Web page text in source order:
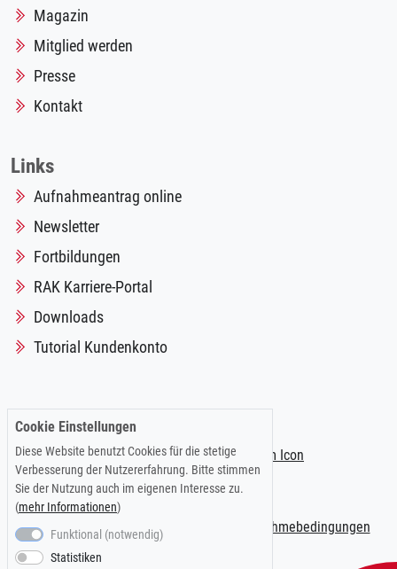
Magazin
Mitglied werden
Presse
Kontakt
Links
Aufnahmeantrag online
Newsletter
Fortbildungen
RAK Karriere-Portal
Downloads
Tutorial Kundenkonto
Impressum |Datenschutzerklärung Teilnahmebedingungen
Cookie Einstellungen
Diese Website benutzt Cookies für die stetige
Verbesserung der Nutzererfahrung. Bitte stimmen
Sie der Nutzung auch im eigenen Interesse zu.
(mehr Informationen)
Funktional (notwendig)
Statistiken